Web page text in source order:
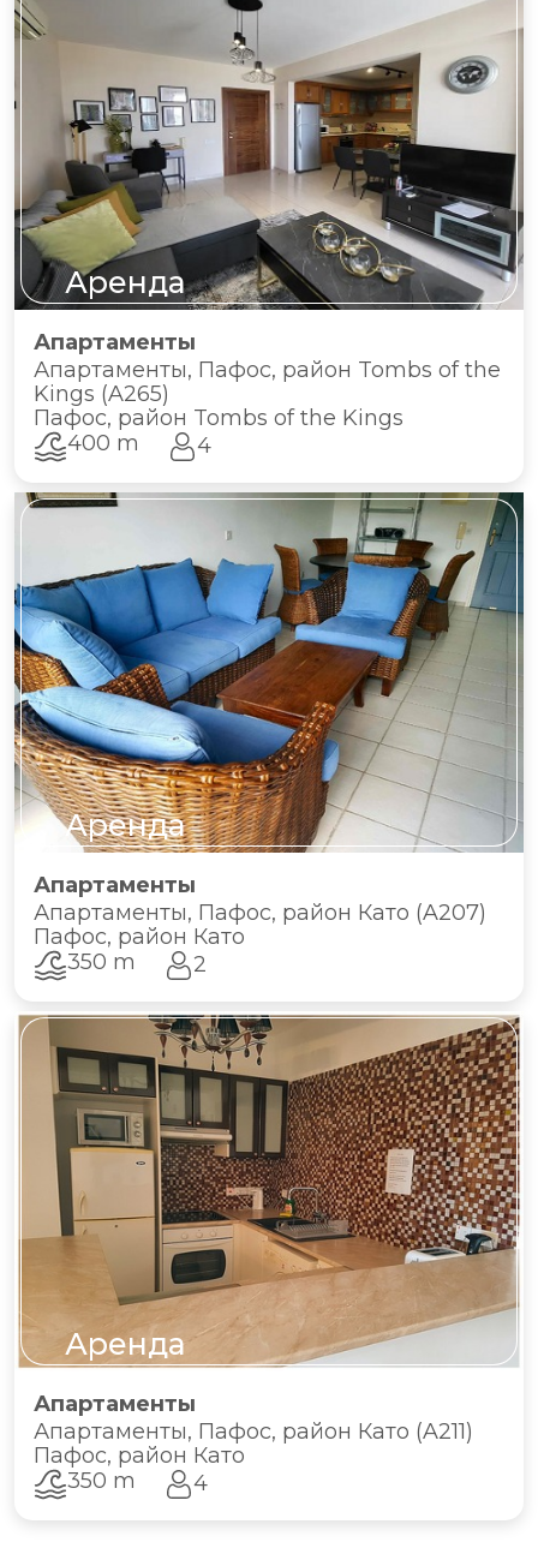
Аренда
Апартаменты
Апартаменты, Пафос, район Tombs of the
Kings (A265)
Пафос, район Tombs of the Kings
400 m
4
Аренда
Апартаменты
Апартаменты, Пафос, район Като (A207)
Пафос, район Като
350 m
2
Аренда
Апартаменты
Апартаменты, Пафос, район Като (A211)
Пафос, район Като
350 m
4